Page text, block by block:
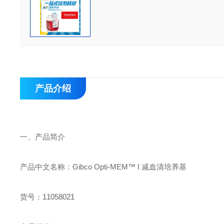
产品介绍
一、 产品简介
产品中文名称：Gibco Opti-MEM™ I减血清培养基
货号： 11058021